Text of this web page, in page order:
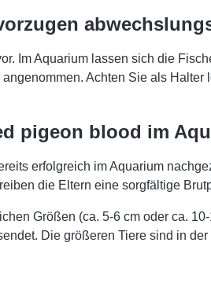
Im Aquarium lassen sich die
Achten Sie als
pigeon blood im
erfolgreich im Aquarium
die Eltern eine sorgfältige
Größen (ca. 5-6 cm oder ca.
Die größeren Tiere sind in